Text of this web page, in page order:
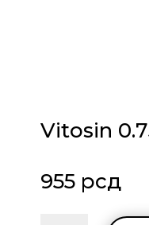
Vitosin
955 рсд